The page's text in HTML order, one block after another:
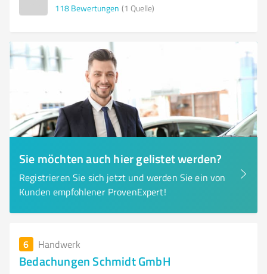
118 Bewertungen (1 Quelle)
Sie möchten auch hier gelistet werden?
Registrieren Sie sich jetzt und werden Sie ein von
Kunden empfohlener ProvenExpert!
6 Handwerk
Bedachungen Schmidt GmbH